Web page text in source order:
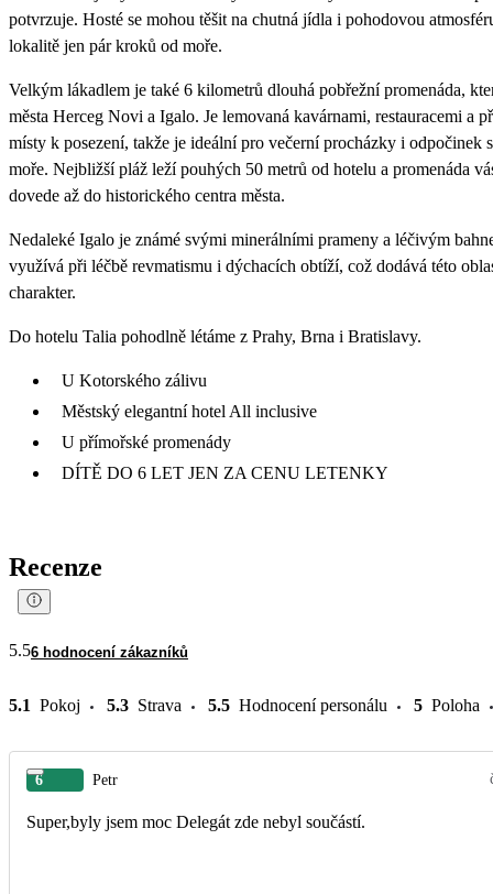
potvrzuje. Hosté se mohou těšit na chutná jídla i pohodovou
lokalitě jen pár kroků od moře.
Velkým lákadlem je také 6 kilometrů dlouhá pobřežní promenáda,
města Herceg Novi a Igalo. Je lemovaná kavárnami, restauracemi a
místy k posezení, takže je ideální pro večerní procházky i odpočinek
moře. Nejbližší pláž leží pouhých 50 metrů od hotelu a promenáda
dovede až do historického centra města.
Nedaleké Igalo je známé svými minerálními prameny a léčivým
využívá při léčbě revmatismu i dýchacích obtíží, což dodává této
charakter.
Do hotelu Talia pohodlně létáme z Prahy, Brna i Bratislavy.
U Kotorského zálivu
Městský elegantní hotel All inclusive
U přímořské promenády
DÍTĚ DO 6 LET JEN ZA CENU LETENKY
Recenze
5.56 hodnocení zákazníků
5.1 Pokoj 5.3 Strava 5.5 Hodnocení personálu 5 Poloha
6 Petr
Super,byly jsem moc Delegát zde nebyl součástí.